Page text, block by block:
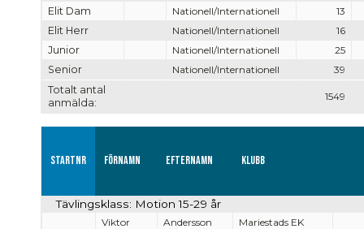
Totalt antal
anmälda:
1549
Elit Dam Nationell/Internationell
13
Elit Herr
Nationell/Internationell
16
Junior
Nationell/Internationell
25
Senior
Nationell/Internationell 39
Startnr Förnamn Efternamn Klubb
Tävlingsklass: Motion 15-29 år
Viktor Andersson Mariestads EK